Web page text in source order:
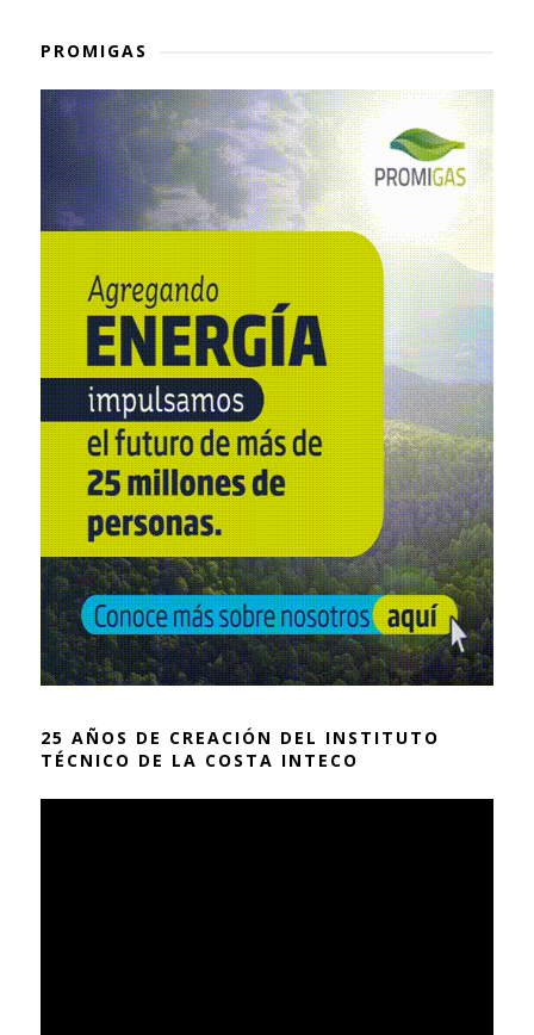
PROMIGAS
25 AÑOS DE CREACIÓN DEL INSTITUTO
TÉCNICO DE LA COSTA INTECO